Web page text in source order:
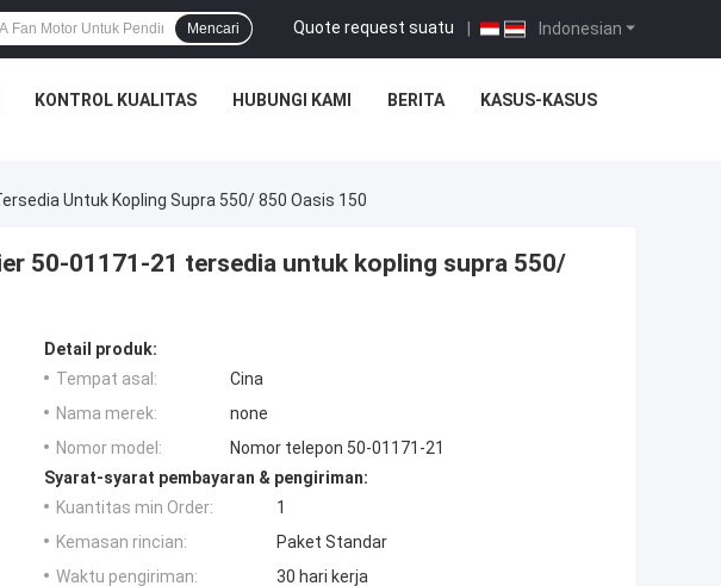
Indonesian
Quote request suatu |
Mencari
KONTROL KUALITAS HUBUNGI KAMI BERITA KASUS-KASUS
Untuk Kopling Supra 550/ 850 Oasis 150
50-01171-21 tersedia untuk kopling supra 550/
Detail produk:
Tempat asal:
Cina
Nama merek:
none
Nomor model:
Nomor telepon 50-01171-21
Syarat-syarat pembayaran & pengiriman:
Kuantitas min Order:
1
Kemasan rincian:
Paket Standar
Waktu pengiriman:
30 hari kerja